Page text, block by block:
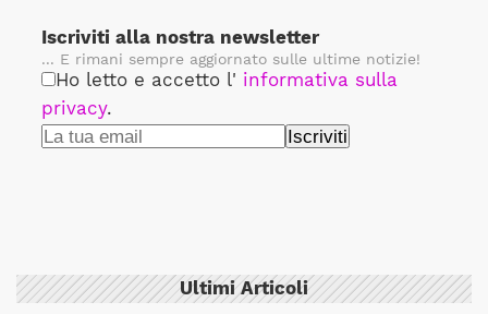
Iscriviti alla nostra newsletter
... E rimani sempre aggiornato sulle ultime notizie!
Ho letto e accetto l' informativa sulla
privacy.
Ultimi Articoli